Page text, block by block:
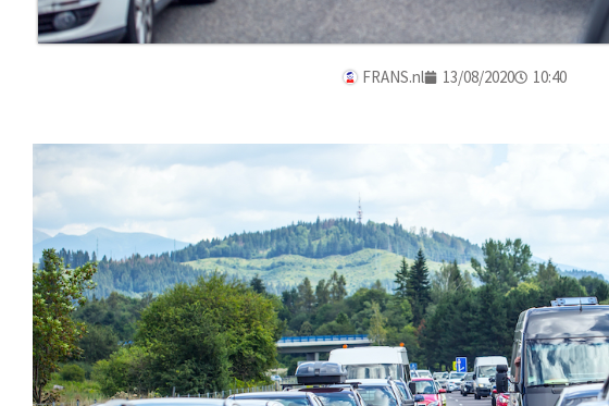
FRANS.nl 13/08/2020 10:40